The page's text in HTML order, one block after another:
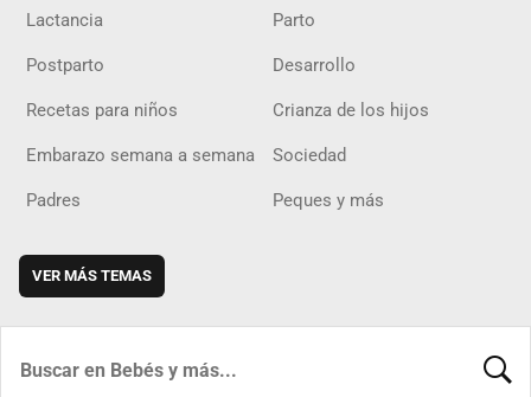
Lactancia Parto
Postparto Desarrollo
Recetas para niños Crianza de los hijos
Embarazo semana a semana Sociedad
Padres Peques y más
VER MÁS TEMAS